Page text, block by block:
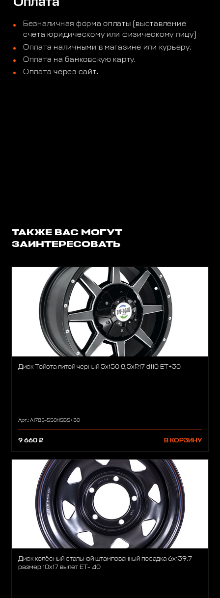
Безналичная форма оплаты (выставление
счета юридическому или физическому лицу)
Оплата наличными в магазине или курьеру.
Оплата на банковскую карту.
Оплата через сайт.
ТАКЖЕ ВАС МОГУТ
ЗАИНТЕРЕСОВАТЬ
Диск Тойота литой черный 5x150 8,5xR17 d110 ET+30
Арт.: A1785-55011SBS+30
9 660 ₽ В КОРЗИНУ
Диск колёсный стальной штампованный посадка 6x139.7
размер 10х17 вылет ET- 40